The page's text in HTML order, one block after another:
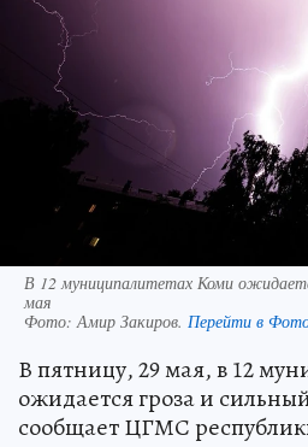
В 12 муниципалитетах Коми
мая
Фото: Амир Закиров. Перейти в
В пятницу, 29 мая, в 12
ожидается гроза и
сообщает ЦГМС